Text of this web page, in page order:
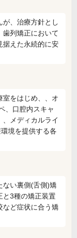
、治療方針とし
歯列矯正において
据えた永続的に安
室をはじめ、、オ
、口腔内スキャ
メディカルライ
境を提供する各
ない裏側(舌側)矯
と3種の矯正装置
など症状に合う矯